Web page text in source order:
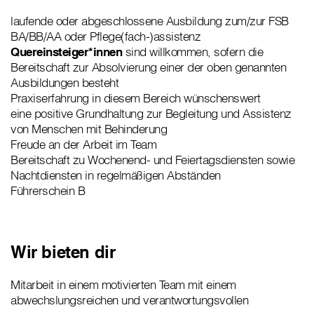
laufende oder abgeschlossene Ausbildung zum/zur FSB
BA/BB/AA oder Pflege(fach-)assistenz
Quereinsteiger*innensind willkommen, sofern die
Bereitschaft zur Absolvierung einer der oben genannten
Ausbildungen besteht
Praxiserfahrung in diesem Bereich wünschenswert
eine positive Grundhaltung zur Begleitung und Assistenz
von Menschen mit Behinderung
Freude an der Arbeit im Team
Bereitschaft zu Wochenend- und Feiertagsdiensten sowie
Nachtdiensten in regelmäßigen Abständen
Führerschein B
Wir bieten dir
Mitarbeit in einem motivierten Team mit einem
abwechslungsreichen und verantwortungsvollen